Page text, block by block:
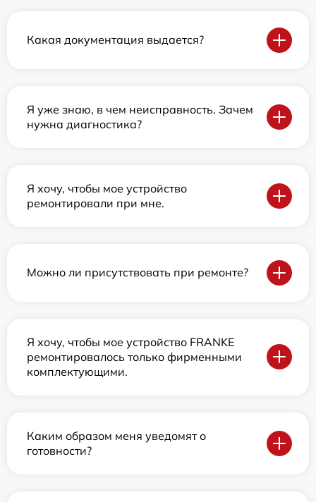
Какая документация выдается?
Я уже знаю, в чем неисправность. Зачем
нужна диагностика?
Я хочу, чтобы мое устройство
ремонтировали при мне.
Можно ли присутствовать при ремонте?
Я хочу, чтобы мое устройство FRANKE
ремонтировалось только фирменными
комплектующими.
Каким образом меня уведомят о
готовности?